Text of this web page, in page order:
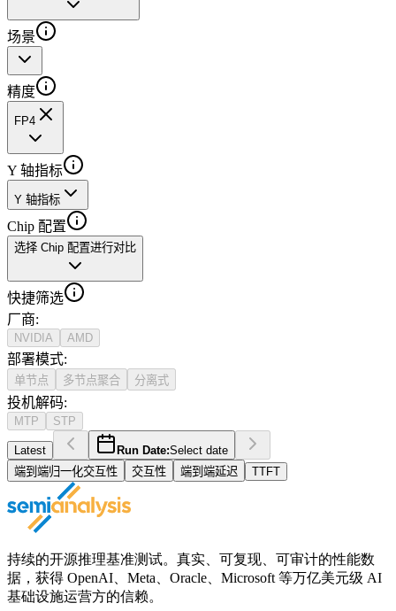
场景
精度
FP4
Y 轴指标
Y 轴指标
Chip 配置
选择 Chip 配置进行对比
快捷筛选
厂商:
NVIDIA AMD
部署模式:
单节点 多节点聚合 分离式
投机解码:
MTP STP
Latest Run Date:Select date
端到端归一化交互性
交互性 端到端延迟 TTFT
持续的开源推理基准测试。真实、可复现、可审计的性能数
据，获得 OpenAI、Meta、Oracle、Microsoft 等万亿美元级 AI
基础设施运营方的信赖。